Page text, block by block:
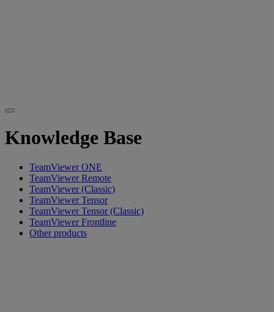
Knowledge Base
TeamViewer ONE
TeamViewer Remote
TeamViewer (Classic)
TeamViewer Tensor
TeamViewer Tensor (Classic)
TeamViewer Frontline
Other products